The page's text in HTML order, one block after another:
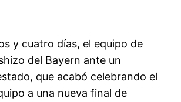
y cuatro días, el equipo de
del Bayern ante un
que acabó celebrando el
a una nueva final de